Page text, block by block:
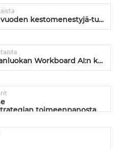
Balentorille yli 15 vuoden kestomenestyjä-tunnustus
Balentor maailmanluokan Workboard AI:n kumppaniksi
toimeenpanosta